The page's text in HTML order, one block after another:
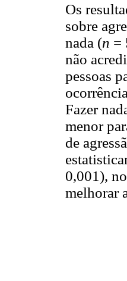
Os
sobre
nada (n =
não
pessoas
Fazer
menor
de
0,001),
melhorar